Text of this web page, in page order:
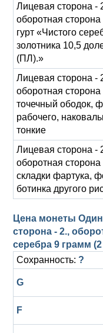
Лицевая сторона -
оборотная сторона
гурт «Чистого
золотника 10,5
(ПЛ).»
Лицевая сторона -
оборотная сторона
точечный ободок,
рабочего,
тонкие
Лицевая сторона -
оборотная сторона
складки фартука,
ботинка другого
Цена монеты Один
сторона - 2.,
серебра 9 грамм
Сохранность: ?
G
F